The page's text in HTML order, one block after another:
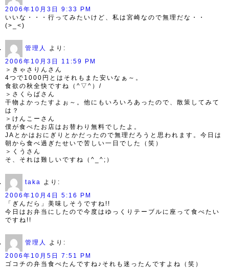
2006年10月3日 9:33 PM
いいな・・・行ってみたいけど、私は宮崎なので無理だな・・
(>_<)
管理人
より:
2006年10月3日 11:59 PM
＞きゃさりんさん
4つで1000円とはそれもまた安いなぁ～。
食欲の秋全快ですね（^▽^）/
＞さくらばさん
干物よかったすよぉ～。他にもいろいろあったので、散策してみて
は？
＞けんこーさん
僕が食べたお店はお替わり無料でしたよ。
JAとかはおにぎりとかだったので無理だろうと思われます。今日は
朝から食べ過ぎたせいで苦しい一日でした（笑）
＞くうさん
そ、それは難しいですね（^_^;）
taka より:
2006年10月4日 5:16 PM
「ぎんだら」美味しそうですね!!
今日はお弁当にしたので今度はゆっくりテーブルに座って食べたい
ですね!!
管理人
より:
2006年10月5日 7:51 PM
ゴコチの弁当食べたんですね♪それも迷ったんですよね（笑）